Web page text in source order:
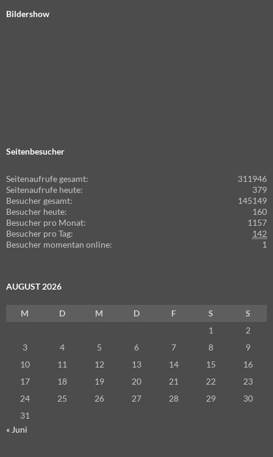
Bildershow
Seitenbesucher
311946
Seitenaufrufe gesamt:
379
Seitenaufrufe heute:
145149
Besucher gesamt:
160
Besucher heute:
1157
Besucher pro Monat:
142
Besucher pro Tag:
1
Besucher momentan online:
AUGUST 2026
M D M D F S
S
1
2
3
4 5 6 7 8
9
10
11 12 13 14 15
16
17
18 19 20 21 22
23
24
25 26 27 28 29
30
31
« Juni